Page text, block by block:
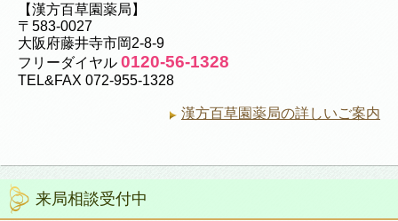
【漢方百草園薬局】
〒583-0027
大阪府藤井寺市岡2-8-9
フリーダイヤル 0120-56-1328
TEL&FAX 072-955-1328
漢方百草園薬局の詳しいご案内
来局相談受付中